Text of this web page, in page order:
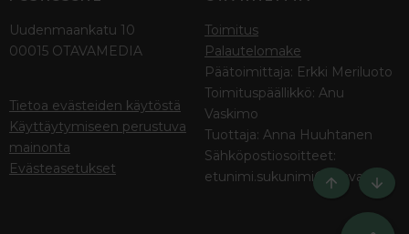
Uudenmaankatu 10
00015 OTAVAMEDIA
Tietoa evästeiden käytöstä
Käyttäytymiseen perustuva
mainonta
Evästeasetukset
Toimitus
Palautelomake
Päätoimittaja: Erkki Meriluoto
Toimituspäällikkö: Anu
Vaskimo
Tuottaja: Anna Huuhtanen
Sähköpostiosoitteet:
etunimi.sukunimi@otava.fi
Ylös